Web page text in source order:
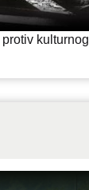
kulturnog